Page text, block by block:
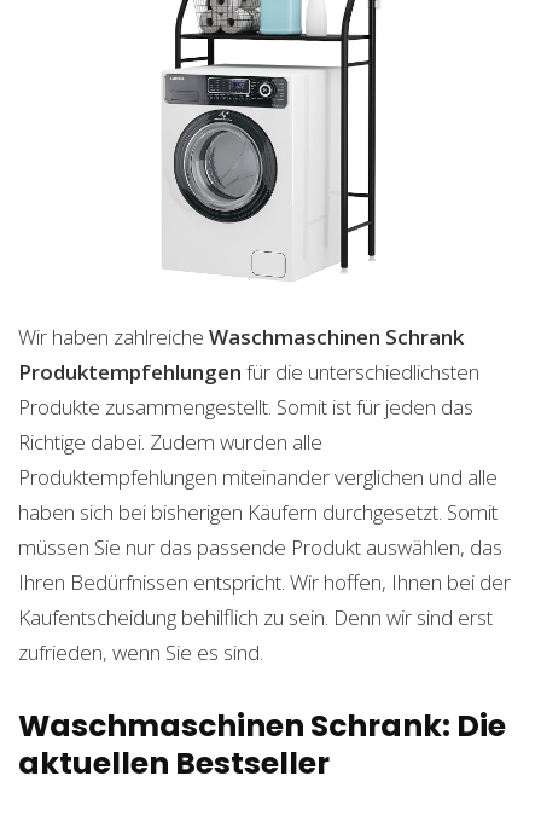
Wir haben zahlreiche Waschmaschinen Schrank
Produktempfehlungen für die unterschiedlichsten
Produkte zusammengestellt. Somit ist für jeden das
Richtige dabei. Zudem wurden alle
Produktempfehlungen miteinander verglichen und alle
haben sich bei bisherigen Käufern durchgesetzt. Somit
müssen Sie nur das passende Produkt auswählen, das
Ihren Bedürfnissen entspricht. Wir hoffen, Ihnen bei der
Kaufentscheidung behilflich zu sein. Denn wir sind erst
zufrieden, wenn Sie es sind.
Waschmaschinen Schrank: Die
aktuellen Bestseller